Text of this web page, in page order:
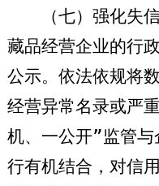
（七）强化失
藏品经营企业的行
公示。依法依规将
经营异常名录或严
机、一公开”监管
行有机结合，对信